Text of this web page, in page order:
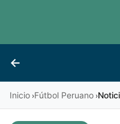
←
Vives
Inicio ›Fútbol Peruano ›